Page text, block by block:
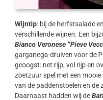
Wijntip: bij de herfstsalade
verschillende wijnen. Een
Bianco Veronese “Pieve
garganega-druiven voor de
geoogst: net rijp, vol rijp en
zoetzuur spel met een
van de paddenstoelen en de
Daarnaast hadden wij de